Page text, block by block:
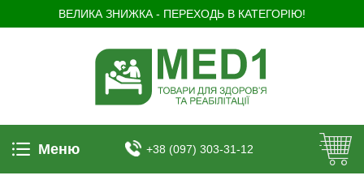
ВЕЛИКА ЗНИЖКА - ПЕРЕХОДЬ В КАТЕГОРІЮ!
Меню +38 (097) 303-31-12